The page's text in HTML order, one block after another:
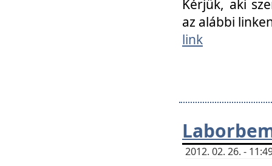
Kérjük, aki
az alábbi
link
2012. 02. 26. -